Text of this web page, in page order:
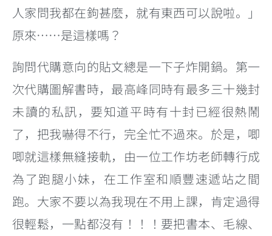
人家問我都在鉤甚麼，就有東西可以說啦。」
原來……是這樣嗎？
詢問代購意向的貼文總是一下子炸開鍋。第一
次代購圖解書時，最高峰同時有最多三十幾封
未讀的私訊，要知道平時有十封已經很熱鬧
了，把我嚇得不行，完全忙不過來。於是，唧
唧就這樣無縫接軌，由一位工作坊老師轉行成
為了跑腿小妹，在工作室和順豐速遞站之間
跑。大家不要以為我現在不用上課，肯定過得
很輕鬆，一點都沒有！！！要把書本、毛線、